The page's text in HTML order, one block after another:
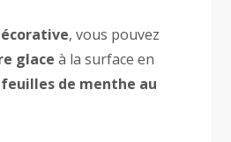
, vous pouvez
glace à la surface en
de menthe au